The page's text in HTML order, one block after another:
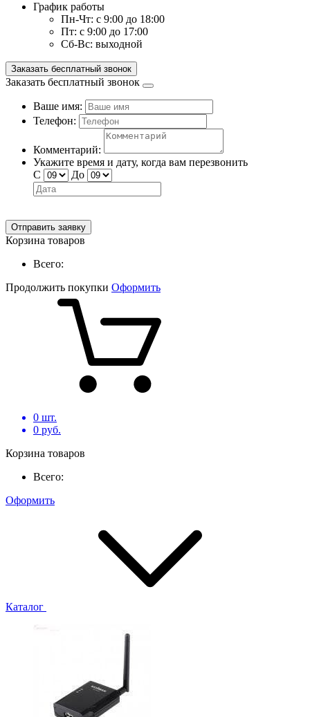
График работы
Пн-Чт: с 9:00 до 18:00
Пт: с 9:00 до 17:00
Сб-Вс: выходной
Заказать бесплатный звонок
Заказать бесплатный звонок
Ваше имя:
Телефон:
Комментарий:
Укажите время и дату, когда вам перезвонить
С
До
Отправить заявку
Корзина товаров
Всего:
Продолжить покупки Оформить
0 шт.
0 руб.
Корзина товаров
Всего:
Оформить
Каталог